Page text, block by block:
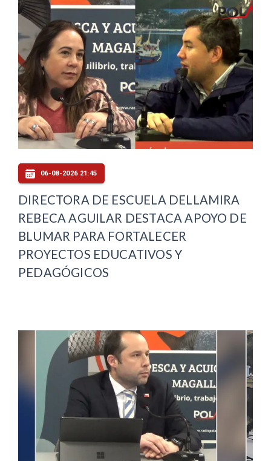
06-08-2026 21:45
DIRECTORA DE ESCUELA DELLAMIRA
REBECA AGUILAR DESTACA APOYO DE
BLUMAR PARA FORTALECER
PROYECTOS EDUCATIVOS Y
PEDAGÓGICOS